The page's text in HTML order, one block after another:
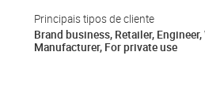
Principais tipos de cliente
Brand business, Retailer, Engineer,
Manufacturer, For private use